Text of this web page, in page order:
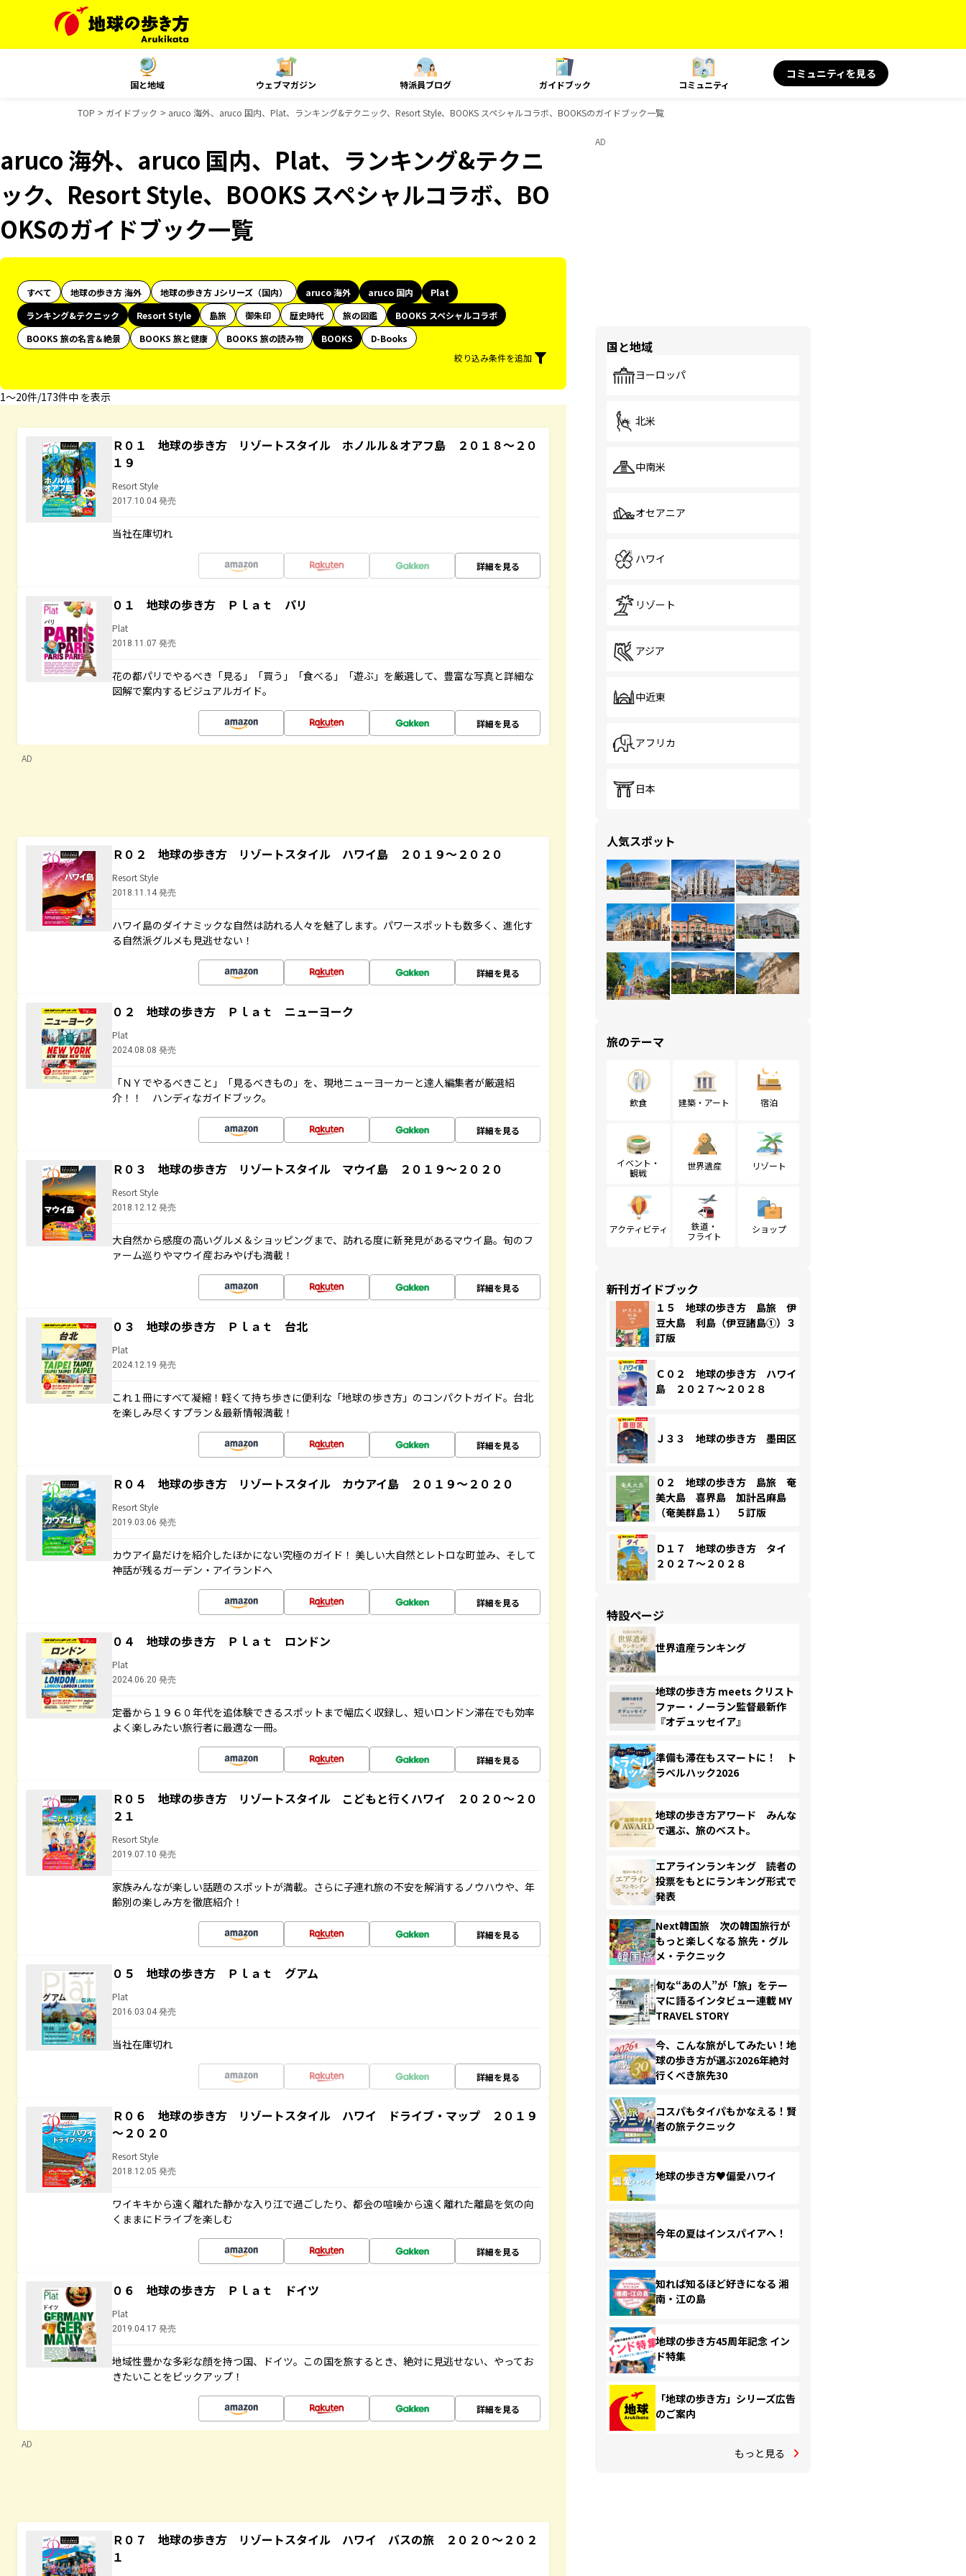
国と地域 ウェブマガジン 特派員ブログ ガイドブック コミュニティ
コミュニティを見る
TOP ガイドブック aruco 海外、aruco 国内、Plat、ランキング&テクニック、Resort Style、BOOKS スペシャルコラボ、BOOKSのガイドブック一覧
aruco 海外、aruco 国内、Plat、ランキング&テクニ
ック、Resort Style、BOOKS スペシャルコラボ、BO
OKSのガイドブック一覧
すべて 地球の歩き方 海外 地球の歩き方 Jシリーズ（国内） aruco 海外 aruco 国内
Plat
ランキング&テクニック
Resort Style 島旅 御朱印 歴史時代 旅の図鑑
BOOKS スペシャルコラボ
BOOKS 旅の名言＆絶景
BOOKS 旅と健康 BOOKS 旅の読み物 BOOKS
D-Books
絞り込み条件を追加
1〜20件/173件中 を表示
Ｒ０１ 地球の歩き方 リゾートスタイル ホノルル＆オアフ島 ２０１８～２０
１９
Resort Style
2017.10.04 発売
当社在庫切れ
詳細を見る
０１ 地球の歩き方 Ｐｌａｔ パリ
Plat
2018.11.07 発売
花の都パリでやるべき「見る」「買う」「食べる」「遊ぶ」を厳選して、豊富な写真と詳細な
図解で案内するビジュアルガイド。
詳細を見る
AD
Ｒ０２ 地球の歩き方 リゾートスタイル ハワイ島 ２０１９～２０２０
Resort Style
2018.11.14 発売
ハワイ島のダイナミックな自然は訪れる人々を魅了します。パワースポットも数多く、進化す
る自然派グルメも見逃せない！
詳細を見る
０２ 地球の歩き方 Ｐｌａｔ ニューヨーク
Plat
2024.08.08 発売
「ＮＹでやるべきこと」「見るべきもの」を、現地ニューヨーカーと達人編集者が厳選紹
介！！ ハンディなガイドブック。
詳細を見る
Ｒ０３ 地球の歩き方 リゾートスタイル マウイ島 ２０１９～２０２０
Resort Style
2018.12.12 発売
大自然から感度の高いグルメ＆ショッピングまで、訪れる度に新発見があるマウイ島。旬のフ
ァーム巡りやマウイ産おみやげも満載！
詳細を見る
０３ 地球の歩き方 Ｐｌａｔ 台北
Plat
2024.12.19 発売
これ１冊にすべて凝縮！軽くて持ち歩きに便利な「地球の歩き方」のコンパクトガイド。台北
を楽しみ尽くすプラン＆最新情報満載！
詳細を見る
Ｒ０４ 地球の歩き方 リゾートスタイル カウアイ島 ２０１９～２０２０
Resort Style
2019.03.06 発売
カウアイ島だけを紹介したほかにない究極のガイド！ 美しい大自然とレトロな町並み、そして
神話が残るガーデン・アイランドへ
詳細を見る
０４ 地球の歩き方 Ｐｌａｔ ロンドン
Plat
2024.06.20 発売
定番から１９６０年代を追体験できるスポットまで幅広く収録し、短いロンドン滞在でも効率
よく楽しみたい旅行者に最適な一冊。
詳細を見る
Ｒ０５ 地球の歩き方 リゾートスタイル こどもと行くハワイ ２０２０～２０
２１
Resort Style
2019.07.10 発売
家族みんなが楽しい話題のスポットが満載。さらに子連れ旅の不安を解消するノウハウや、年
齢別の楽しみ方を徹底紹介！
詳細を見る
０５ 地球の歩き方 Ｐｌａｔ グアム
Plat
2016.03.04 発売
当社在庫切れ
詳細を見る
Ｒ０６ 地球の歩き方 リゾートスタイル ハワイ ドライブ・マップ ２０１９
～２０２０
Resort Style
2018.12.05 発売
ワイキキから遠く離れた静かな入り江で過ごしたり、都会の喧噪から遠く離れた離島を気の向
くままにドライブを楽しむ
詳細を見る
０６ 地球の歩き方 Ｐｌａｔ ドイツ
Plat
2019.04.17 発売
地域性豊かな多彩な顔を持つ国、ドイツ。この国を旅するとき、絶対に見逃せない、やってお
きたいことをピックアップ！
詳細を見る
AD
Ｒ０７ 地球の歩き方 リゾートスタイル ハワイ バスの旅 ２０２０～２０２
１
AD
国と地域
ヨーロッパ
北米
中南米
オセアニア
ハワイ
リゾート
アジア
中近東
アフリカ
日本
人気スポット
旅のテーマ
飲食 建築・アート 宿泊
イベント・
観戦
世界遺産 リゾート
アクティビティ
鉄道・
フライト
ショップ
新刊ガイドブック
１５ 地球の歩き方 島旅 伊
豆大島 利島（伊豆諸島①）３
訂版
Ｃ０２ 地球の歩き方 ハワイ
島 ２０２７～２０２８
Ｊ３３ 地球の歩き方 墨田区
０２ 地球の歩き方 島旅 奄
美大島 喜界島 加計呂麻島
（奄美群島１） ５訂版
Ｄ１７ 地球の歩き方 タイ
２０２７～２０２８
特設ページ
世界遺産ランキング
地球の歩き方 meets クリスト
ファー・ノーラン監督最新作
『オデュッセイア』
準備も滞在もスマートに！ ト
ラベルハック2026
地球の歩き方アワード みんな
で選ぶ、旅のベスト。
エアラインランキング 読者の
投票をもとにランキング形式で
発表
Next韓国旅 次の韓国旅行が
もっと楽しくなる 旅先・グル
メ・テクニック
旬な“あの人”が「旅」をテー
マに語るインタビュー連載 MY
TRAVEL STORY
今、こんな旅がしてみたい！地
球の歩き方が選ぶ2026年絶対
行くべき旅先30
コスパもタイパもかなえる！賢
者の旅テクニック
地球の歩き方♥偏愛ハワイ
今年の夏はインスパイアへ！
知れば知るほど好きになる 湘
南・江の島
地球の歩き方45周年記念 イン
ド特集
「地球の歩き方」シリーズ広告
のご案内
もっと見る